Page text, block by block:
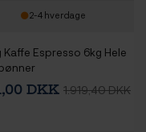
2-4 hverdage
Kaffe Espresso 6kg Hele
DKK 1.919,40 DKK